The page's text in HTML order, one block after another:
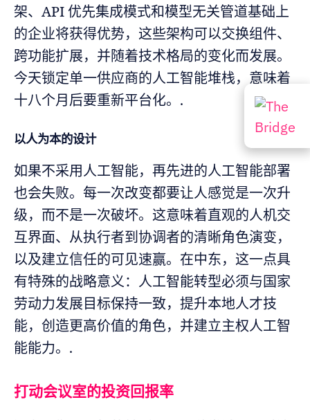
架、API 优先集成模式和模型无关管道基础上
的企业将获得优势，这些架构可以交换组件、
跨功能扩展，并随着技术格局的变化而发展。
今天锁定单一供应商的人工智能堆栈，意味着
十八个月后要重新平台化。.
以人为本的设计
如果不采用人工智能，再先进的人工智能部署
也会失败。每一次改变都要让人感觉是一次升
级，而不是一次破坏。这意味着直观的人机交
互界面、从执行者到协调者的清晰角色演变，
以及建立信任的可见速赢。在中东，这一点具
有特殊的战略意义：人工智能转型必须与国家
劳动力发展目标保持一致，提升本地人才技
能，创造更高价值的角色，并建立主权人工智
能能力。.
打动会议室的投资回报率